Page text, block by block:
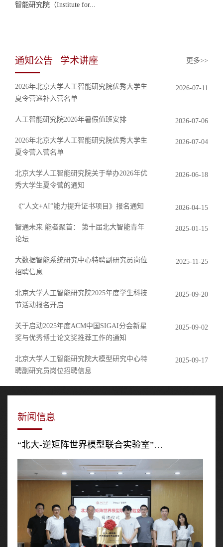
智能研究院（Institute for...
通知公告 学术讲座 更多>>
2026年北京大学人工智能研究院优秀大学生
夏令营递补入营名单
2026-07-11
人工智能研究院2026年暑假值班安排 2026-07-06
2026年北京大学人工智能研究院优秀大学生
夏令营入营名单
2026-07-04
北京大学人工智能研究院关于举办2026年优
秀大学生夏令营的通知
2026-06-18
《“人文+AI”能力提升证书项目》报名通知 2026-04-15
智通未来 能者聚首： 第十届北大智能青年
论坛
2025-01-15
大数据智能系统研究中心特聘副研究员岗位
招聘信息
2025-11-25
北京大学人工智能研究院2025年度学生科技
节活动报名开启
2025-09-20
关于启动2025年度ACM中国SIGAI分会新星
奖与优秀博士论文奖推荐工作的通知
2025-09-02
北京大学人工智能研究院大模型研究中心特
聘副研究员岗位招聘信息
2025-09-17
新闻信息
“北大-逆矩阵世界模型联合实验室”…